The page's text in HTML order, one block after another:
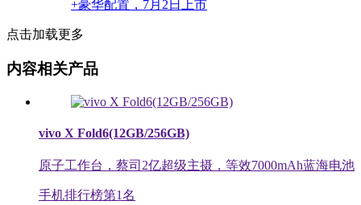
点击加载更多
内容相关产品
vivo X Fold6(12GB/256GB)
原子工作台，蔡司2亿超级主摄，等效7000mAh蓝海电池
手机排行榜第1名